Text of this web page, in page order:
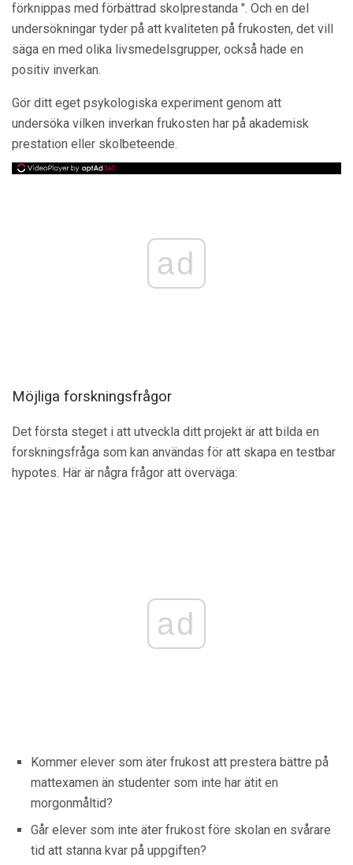
förknippas med förbättrad skolprestanda ". Och en del
undersökningar tyder på att kvaliteten på frukosten, det vill
säga en med olika livsmedelsgrupper, också hade en
positiv inverkan.
Gör ditt eget psykologiska experiment genom att
undersöka vilken inverkan frukosten har på akademisk
prestation eller skolbeteende.
ad
Möjliga forskningsfrågor
Det första steget i att utveckla ditt projekt är att bilda en
forskningsfråga som kan användas för att skapa en testbar
hypotes. Här är några frågor att överväga:
ad
Kommer elever som äter frukost att prestera bättre på
mattexamen än studenter som inte har ätit en
morgonmåltid?
Går elever som inte äter frukost före skolan en svårare
tid att stanna kvar på uppgiften?